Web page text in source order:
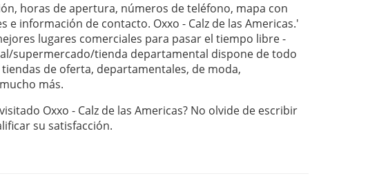
horas de apertura, números de teléfono, mapa con
e información de contacto. Oxxo - Calz de las Americas.'
lugares comerciales para pasar el tiempo libre -
supermercado/tienda departamental dispone de todo
de oferta, departamentales, de moda,
más.
Oxxo - Calz de las Americas? No olvide de escribir
su satisfacción.